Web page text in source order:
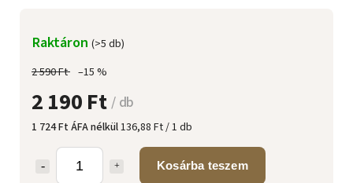
2 590 Ft –15 %
2 190 Ft/ db
1 724 Ft ÁFA nélkül136,88 Ft / 1 db
Kosárba teszem
Raktáron (>5 db)